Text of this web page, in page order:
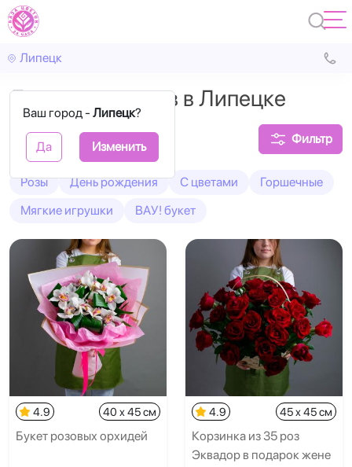
Липецк
Ваш город - Липецк?
Да Изменить
Доставка цветов в Липецке
Фильтр
Розы День рождения С цветами
Горшечные
Мягкие игрушки
ВАУ! букет
4.9 40 x 45 см
Букет розовых орхидей
4.9 45 x 45 см
Корзинка из 35 роз
Эквадор в подарок жене